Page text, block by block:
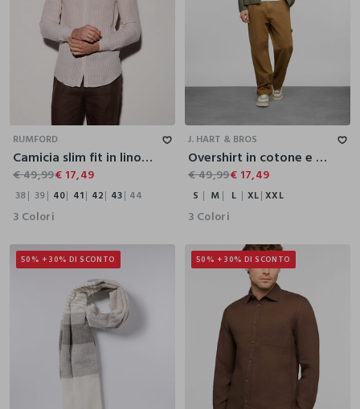
RUMFORD
Camicia slim fit in lino a righe uomo
€ 49,99€ 17,49
38 39 40 41 42 43 44
3 Colori
XXL
J. HART & BROS
Overshirt in cotone e lino uomo
€ 49,99€ 17,49
S M L XL XXL
3 Colori
50% + 30% DI SCONTO 50% + 30% DI SCONTO